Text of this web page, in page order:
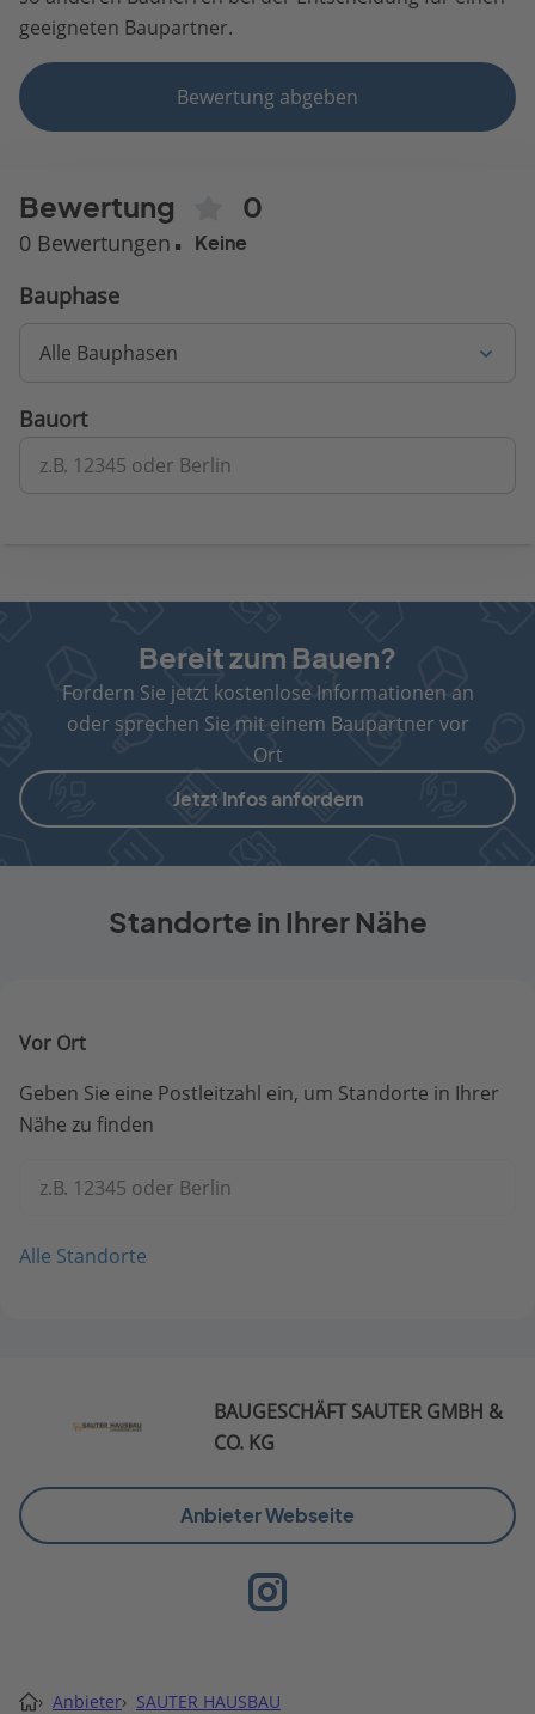
geeigneten Baupartner.
Bewertung abgeben
Bewertung 0
0 Bewertungen Keine
Bauphase
Alle Bauphasen
Bauort
z.B. 12345 oder Berlin
Bereit zum Bauen?
Fordern Sie jetzt kostenlose Informationen an
oder sprechen Sie mit einem Baupartner vor
Ort
Jetzt Infos anfordern
Standorte in Ihrer Nähe
Vor Ort
Geben Sie eine Postleitzahl ein, um Standorte in Ihrer
Nähe zu finden
z.B. 12345 oder Berlin
Alle Standorte
BAUGESCHÄFT SAUTER GMBH &
CO. KG
Anbieter Webseite
› Anbieter› SAUTER HAUSBAU